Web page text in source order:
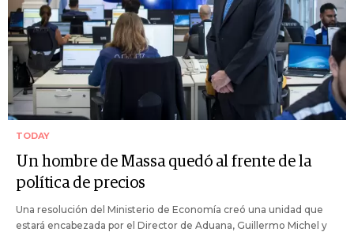
TODAY
Un hombre de Massa quedó al frente de la
política de precios
Una resolución del Ministerio de Economía creó una unidad que
estará encabezada por el Director de Aduana, Guillermo Michel y